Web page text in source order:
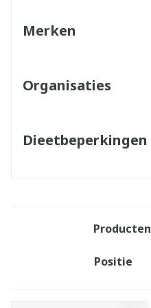
Merken
Organisaties
Dieetbeperkingen
Producten
Sorteer op: